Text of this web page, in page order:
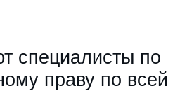
специалисты по
праву по всей